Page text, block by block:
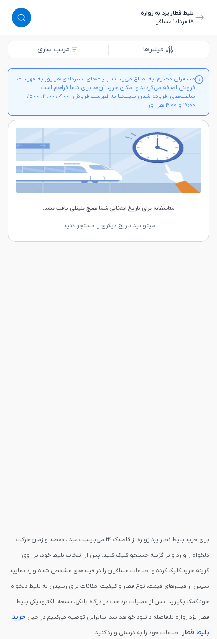
بلیط قطار یزد به زواره
١٨ مرداد
١ مسافر
فیلترها مرتب سازی
مسافران محترم، به اطلاع می‌رساند بلیت‌های استردادی هر روز به فهرست
فروش اضافه می‌گردند و امکان خرید آن‌ها برای شما فراهم است.
ساعت‌های افزوده شدن بلیت‌ها به فهرست فروش: ۰۹:۰۰، ۱۲:۰۰، ۱۵:۰۰،
۱۷:۰۰ و ۱۹:۰۰ هر روز
متاسفانه برای تاریخ انتخابی شما هیچ بلیطی یافت نشد.
میتوانید تاریخ دیگری را جستجو کنید.
برای خرید بلیط قطار یزد زواره از قاصدک 24 می‌بایست مبدا، مقصد و زمان حرکت
دلخواه را وارد و بر گزینه جستجو کلیک کنید. پس از انتخاب بلیط خود، بر روی
گزینه خرید کلیک کرده و اطلاعات مسافران را در فیلدهای مشخص شده وارد نمایید.
سپس از فیلترهای قیمت، نوع قطار و کیفیت امکانات برای رسیدن به بلیط دلخواه
خود کمک بگیرید. پس از عملیات پرداخت در درگاه بانکی، نسخه الکترونیکی بلیط
قطار یزد زواره بلافاصله دانلود خواهد شد. بنابراین توصیه می‌کنیم در حین خرید
بلیط قطار اطلاعات خود را به درستی وارد کنید.